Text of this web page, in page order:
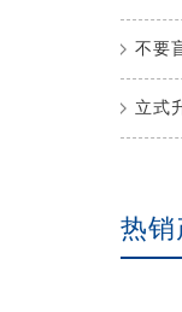
不要
立式
热销